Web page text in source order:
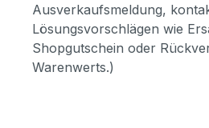
Ausverkaufsmeldung,
Lösungsvorschlägen wie
Shopgutschein oder
Warenwerts.)